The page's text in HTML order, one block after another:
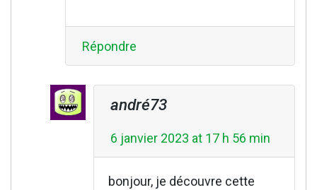
Répondre
andré73
6 janvier 2023 at 17 h 56 min
bonjour, je découvre cette